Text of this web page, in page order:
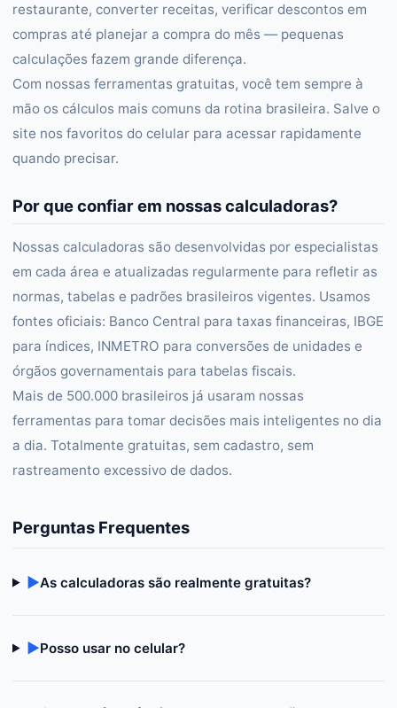
restaurante, converter receitas, verificar descontos em
compras até planejar a compra do mês — pequenas
calculações fazem grande diferença.
Com nossas ferramentas gratuitas, você tem sempre à
mão os cálculos mais comuns da rotina brasileira. Salve o
site nos favoritos do celular para acessar rapidamente
quando precisar.
Por que confiar em nossas calculadoras?
Nossas calculadoras são desenvolvidas por especialistas
em cada área e atualizadas regularmente para refletir as
normas, tabelas e padrões brasileiros vigentes. Usamos
fontes oficiais: Banco Central para taxas financeiras, IBGE
para índices, INMETRO para conversões de unidades e
órgãos governamentais para tabelas fiscais.
Mais de 500.000 brasileiros já usaram nossas
ferramentas para tomar decisões mais inteligentes no dia
a dia. Totalmente gratuitas, sem cadastro, sem
rastreamento excessivo de dados.
Perguntas Frequentes
▶As calculadoras são realmente gratuitas?
▶Posso usar no celular?